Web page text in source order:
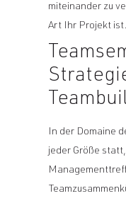
miteinander zu
Art Ihr Projekt ist.
In der Domaine
jeder Größe